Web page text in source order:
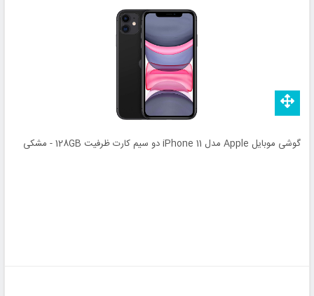
گوشی موبایل Apple مدل iPhone 11 دو سیم‌ کارت ظرفیت 128GB - مشکی